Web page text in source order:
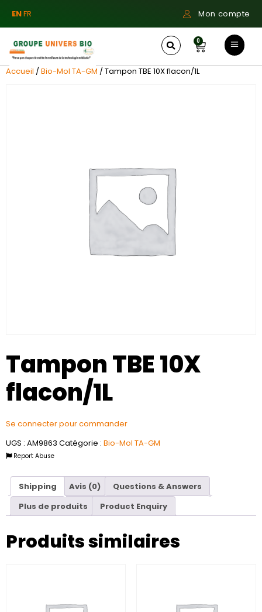
ENFR Mon compte
0
Accueil /Bio-Mol TA-GM / Tampon TBE 10X flacon/1L
Tampon TBE 10X
flacon/1L
Se connecter pour commander
UGS : AM9863 Catégorie : Bio-Mol TA-GM
Report Abuse
Shipping Avis (0)
Questions & Answers
Plus de produits
Product Enquiry
Produits similaires